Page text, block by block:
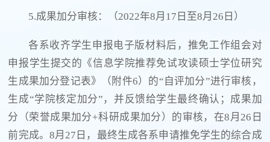
5.成果加分审核：（2022年8月17日至8月26日）
各系收齐学生申报电子版材料后，推免工作组会对
申报学生提交的《信息学院推荐免试攻读硕士学位研究
生成果加分登记表》（附件6）的“自评加分”进行审核，
生成“学院核定加分”，并反馈给学生最终确认；成果加
分（荣誉成果加分+科研成果加分）的审核，在8月26日
前完成。8月27日，最终生成各系申请推免学生的综合成